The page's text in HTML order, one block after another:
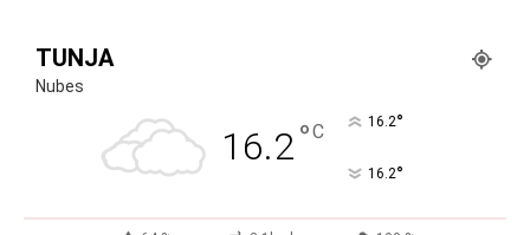
TUNJA
Nubes
16.2°C 16.2°
16.2°